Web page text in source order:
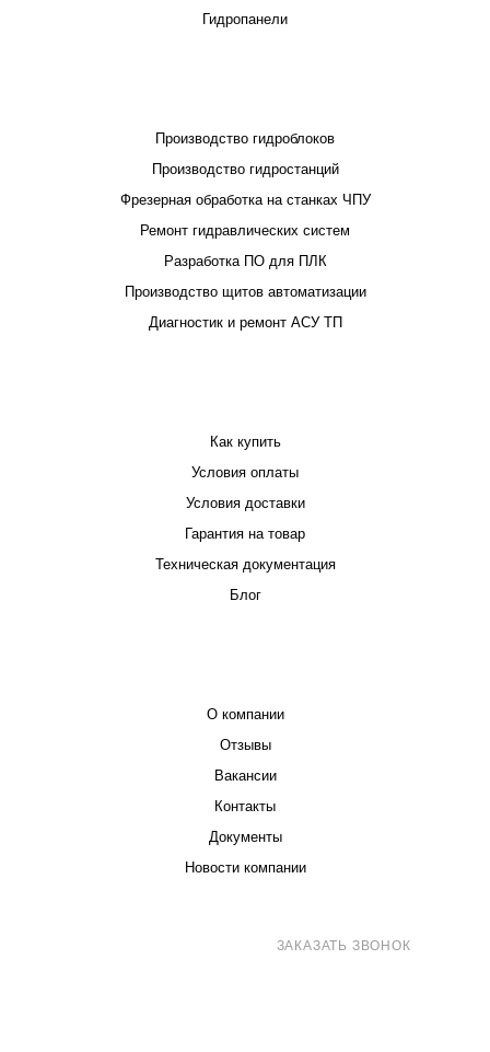
Гидропанели
Производство гидроблоков
Производство гидростанций
Фрезерная обработка на станках ЧПУ
Ремонт гидравлических систем
Разработка ПО для ПЛК
Производство щитов автоматизации
Диагностик и ремонт АСУ ТП
Как купить
Условия оплаты
Условия доставки
Гарантия на товар
Техническая документация
Блог
О компании
Отзывы
Вакансии
Контакты
Документы
Новости компании
ЗАКАЗАТЬ ЗВОНОК